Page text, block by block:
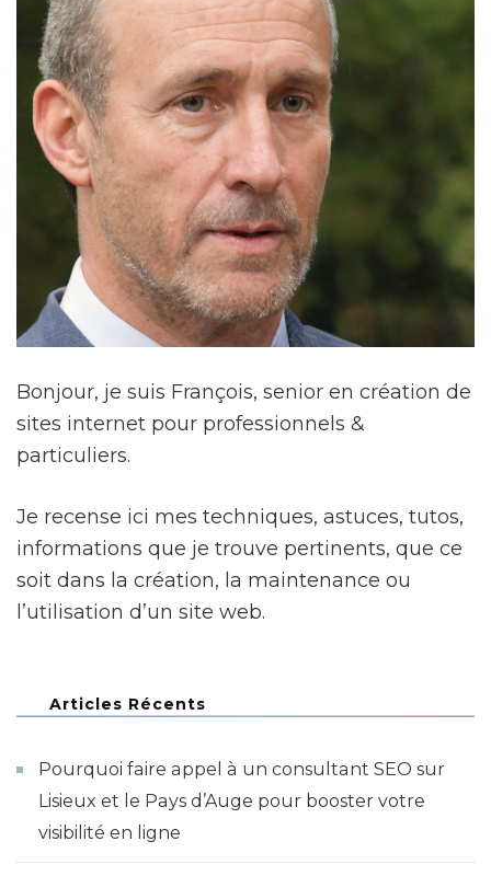
Bonjour, je suis François, senior en création de
sites internet pour professionnels &
particuliers.
Je recense ici mes techniques, astuces, tutos,
informations que je trouve pertinents, que ce
soit dans la création, la maintenance ou
l’utilisation d’un site web.
Articles Récents
Pourquoi faire appel à un consultant SEO sur
Lisieux et le Pays d’Auge pour booster votre
visibilité en ligne